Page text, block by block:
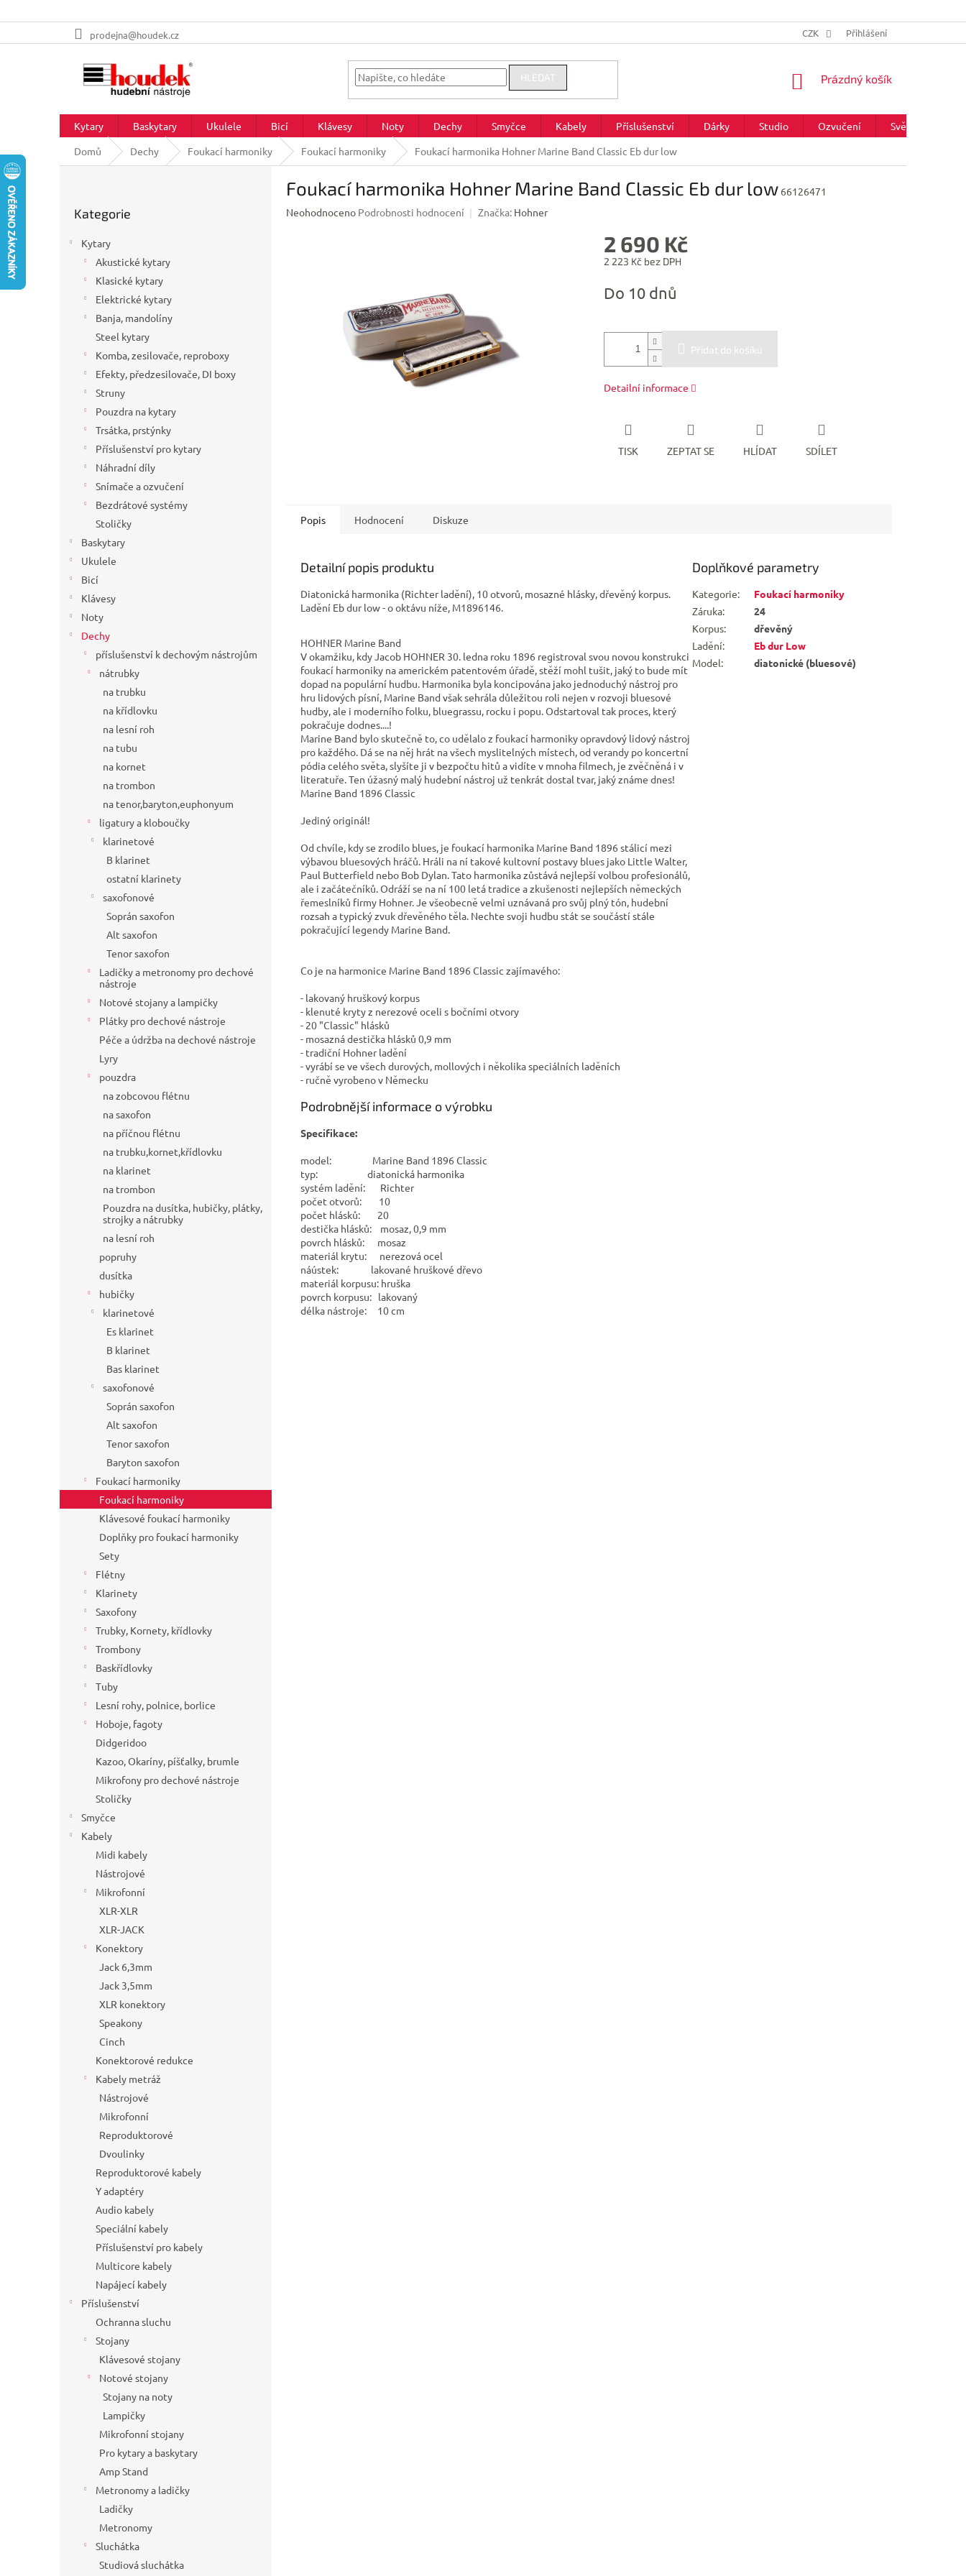
na
prodejna@houdek.cz CZK Přihlášení
HLEDAT
NÁKUPNÍ
Prázdný košík
Kytary Baskytary Ukulele Bicí Klávesy Noty Dechy Smyčce Kabely Příslušenství Dárky Studio Ozvučení Světla
Domů
Dechy Foukací harmoniky Foukací harmoniky Foukací harmonika Hohner Marine Band Classic Eb dur low
kategorie
Kategorie
Kytary
Akustické kytary
Klasické kytary
Elektrické kytary
Banja, mandolíny
Steel kytary
Komba, zesilovače, reproboxy
Efekty, předzesilovače, DI boxy
Struny
Pouzdra na kytary
Trsátka, prstýnky
Příslušenství pro kytary
Náhradní díly
Snímače a ozvučení
Bezdrátové systémy
Stoličky
Baskytary
Ukulele
Bicí
Klávesy
Noty
Dechy
příslušenství k dechovým nástrojům
nátrubky
na trubku
na křídlovku
na lesní roh
na tubu
na kornet
na trombon
na tenor,baryton,euphonyum
ligatury a kloboučky
klarinetové
B klarinet
ostatní klarinety
saxofonové
Soprán saxofon
Alt saxofon
Tenor saxofon
Ladičky a metronomy pro dechové
nástroje
Notové stojany a lampičky
Plátky pro dechové nástroje
Péče a údržba na dechové nástroje
Lyry
pouzdra
na zobcovou flétnu
na saxofon
na příčnou flétnu
na trubku,kornet,křídlovku
na klarinet
na trombon
Pouzdra na dusítka, hubičky, plátky,
strojky a nátrubky
na lesní roh
popruhy
dusítka
hubičky
klarinetové
Es klarinet
B klarinet
Bas klarinet
saxofonové
Soprán saxofon
Alt saxofon
Tenor saxofon
Baryton saxofon
Foukací harmoniky
Foukací harmoniky
Klávesové foukací harmoniky
Doplňky pro foukací harmoniky
Sety
Flétny
Klarinety
Saxofony
Trubky, Kornety, křídlovky
Trombony
Baskřídlovky
Tuby
Lesní rohy, polnice, borlice
Hoboje, fagoty
Didgeridoo
Kazoo, Okaríny, píšťalky, brumle
Mikrofony pro dechové nástroje
Stoličky
Smyčce
Kabely
Midi kabely
Nástrojové
Mikrofonní
XLR-XLR
XLR-JACK
Konektory
Jack 6,3mm
Jack 3,5mm
XLR konektory
Speakony
Cinch
Konektorové redukce
Kabely metráž
Nástrojové
Mikrofonní
Reproduktorové
Dvoulinky
Reproduktorové kabely
Y adaptéry
Audio kabely
Speciální kabely
Příslušenství pro kabely
Multicore kabely
Napájecí kabely
Příslušenství
Ochranna sluchu
Stojany
Klávesové stojany
Notové stojany
Stojany na noty
Lampičky
Mikrofonní stojany
Pro kytary a baskytary
Amp Stand
Metronomy a ladičky
Ladičky
Metronomy
Sluchátka
Studiová sluchátka
Foukací harmonika Hohner Marine Band Classic Eb dur low 66126471
Průměrné
Neohodnoceno Podrobnosti hodnocení Značka: Hohner
2 690 Kč
2 223 Kč bez DPH
cena:
Do 10 dnů
Přidat do košíku
Detailní informace
TISK ZEPTAT SE HLÍDAT SDÍLET
Popis Hodnocení Diskuze
Detailní popis produktu
Diatonická harmonika (Richter ladění), 10 otvorů, mosazné hlásky, dřevěný korpus.
Ladění Eb dur low - o oktávu níže, M1896146.
HOHNER Marine Band
V okamžiku, kdy Jacob HOHNER 30. ledna roku 1896 registroval svou novou konstrukci
foukací harmoniky na americkém patentovém úřadě, stěží mohl tušit, jaký to bude mít
dopad na populární hudbu. Harmonika byla koncipována jako jednoduchý nástroj pro
hru lidových písní, Marine Band však sehrála důležitou roli nejen v rozvoji bluesové
hudby, ale i moderního folku, bluegrassu, rocku i popu. Odstartoval tak proces, který
pokračuje dodnes....!
Marine Band bylo skutečně to, co udělalo z foukací harmoniky opravdový lidový nástroj
pro každého. Dá se na něj hrát na všech myslitelných místech, od verandy po koncertní
pódia celého světa, slyšíte ji v bezpočtu hitů a vidíte v mnoha filmech, je zvěčněná i v
literatuře. Ten úžasný malý hudební nástroj už tenkrát dostal tvar, jaký známe dnes!
Marine Band 1896 Classic
Jediný originál!
Od chvíle, kdy se zrodilo blues, je foukací harmonika Marine Band 1896 stálicí mezi
výbavou bluesových hráčů. Hráli na ní takové kultovní postavy blues jako Little Walter,
Paul Butterfield nebo Bob Dylan. Tato harmonika zůstává nejlepší volbou profesionálů,
ale i začátečníků. Odráží se na ní 100 letá tradice a zkušenosti nejlepších německých
řemeslníků firmy Hohner. Je všeobecně velmi uznávaná pro svůj plný tón, hudební
rozsah a typický zvuk dřevěného těla. Nechte svoji hudbu stát se součástí stále
pokračující legendy Marine Band.
Co je na harmonice Marine Band 1896 Classic zajímavého:
- lakovaný hruškový korpus
- klenuté kryty z nerezové oceli s bočními otvory
- 20 "Classic" hlásků
- mosazná destička hlásků 0,9 mm
- tradiční Hohner ladění
- vyrábí se ve všech durových, mollových i několika speciálních laděních
- ručně vyrobeno v Německu
Podrobnější informace o výrobku
Specifikace:
model: Marine Band 1896 Classic
typ: diatonická harmonika
systém ladění: Richter
počet otvorů: 10
počet hlásků: 20
destička hlásků: mosaz, 0,9 mm
povrch hlásků: mosaz
materiál krytu: nerezová ocel
náústek: lakované hruškové dřevo
materiál korpusu: hruška
povrch korpusu: lakovaný
délka nástroje: 10 cm
Doplňkové parametry
Kategorie:
Foukací harmoniky
Záruka:
24
Korpus:
dřevěný
Ladění:
Eb dur Low
Model: diatonické (bluesové)